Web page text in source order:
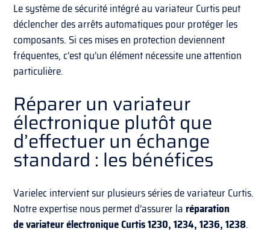
Le système de sécurité intégré au variateur Curtis peut
déclencher des arrêts automatiques pour protéger les
composants. Si ces mises en protection deviennent
fréquentes, c’est qu’un élément nécessite une attention
particulière.
Réparer un variateur
électronique plutôt que
d’effectuer un échange
standard : les bénéfices
Varielec intervient sur plusieurs séries de variateur Curtis.
Notre expertise nous permet d’assurer la réparation
devariateur électronique Curtis1230,1234,1236,1238.